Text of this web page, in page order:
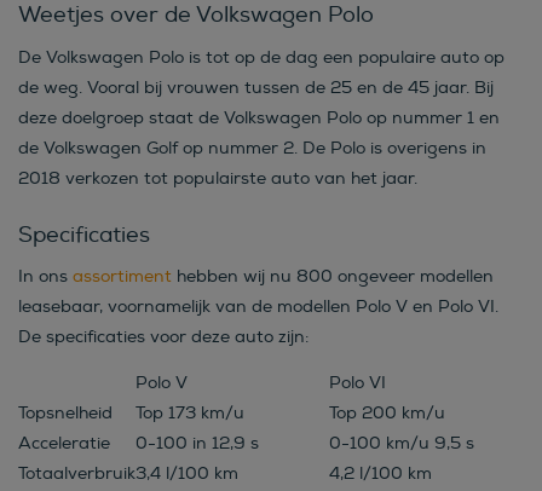
Weetjes over de Volkswagen Polo
De Volkswagen Polo is tot op de dag een populaire auto op
de weg. Vooral bij vrouwen tussen de 25 en de 45 jaar. Bij
deze doelgroep staat de Volkswagen Polo op nummer 1 en
de Volkswagen Golf op nummer 2. De Polo is overigens in
2018 verkozen tot populairste auto van het jaar.
Specificaties
In ons assortiment hebben wij nu 800 ongeveer modellen
leasebaar, voornamelijk van de modellen Polo V en Polo VI.
De specificaties voor deze auto zijn:
Polo V
Polo VI
Topsnelheid
Top 173 km/u
Top 200 km/u
Acceleratie
0-100 in 12,9 s
0-100 km/u 9,5 s
Totaalverbruik3,4 l/100 km 4,2 l/100 km